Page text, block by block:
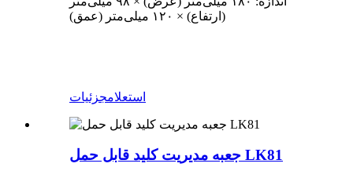
(ارتفاع) × ۱۲۰ میلی‌متر (عمق)
استعلامجزئیات
جعبه مدیریت کلید قابل حمل LK81